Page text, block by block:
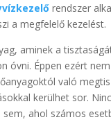
rendszer
a megfelelő kezelést.
aminek a
óvni. Éppen ezért
való
kerülhet sor.
sem, ahol számos